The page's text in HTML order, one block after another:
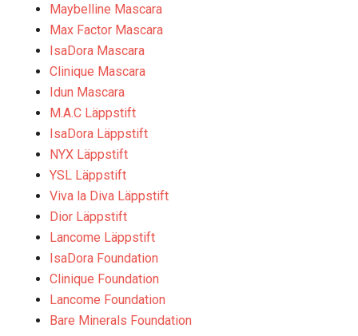
Maybelline Mascara
Max Factor Mascara
IsaDora Mascara
Clinique Mascara
Idun Mascara
M.A.C Läppstift
IsaDora Läppstift
NYX Läppstift
YSL Läppstift
Viva la Diva Läppstift
Dior Läppstift
Lancome Läppstift
IsaDora Foundation
Clinique Foundation
Lancome Foundation
Bare Minerals Foundation